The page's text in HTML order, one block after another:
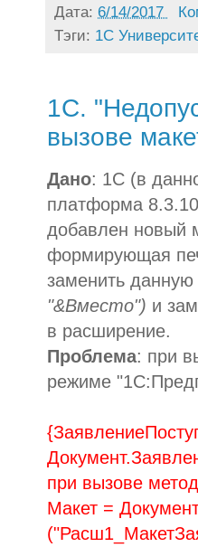
Дата: 6/14/2017
Тэги: 1С
1C.
вызове
Дано: 1С (в
платформа
добавлен новый
формирующая
заменить данную
"&Вместо") и
в расширение.
Проблема: при
режиме
при вызове
Макет =